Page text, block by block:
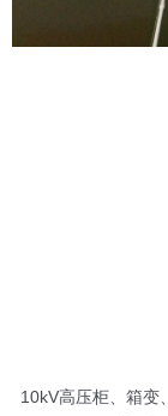
10kV高压柜、箱变